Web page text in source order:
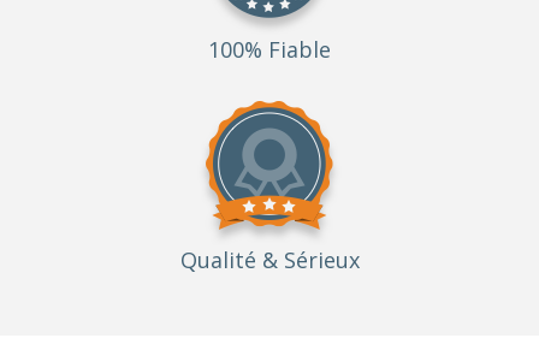
100% Fiable
Qualité & Sérieux